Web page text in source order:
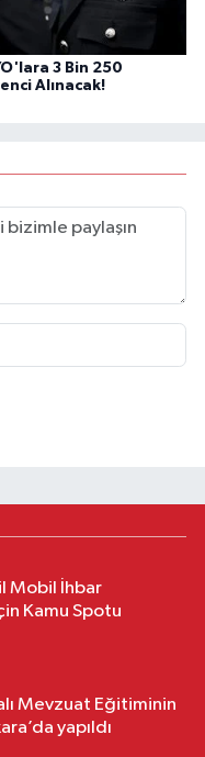
3 Bin 250
Alınacak!
Mobil İhbar
Kamu Spotu
Mevzuat Eğitiminin
yapıldı